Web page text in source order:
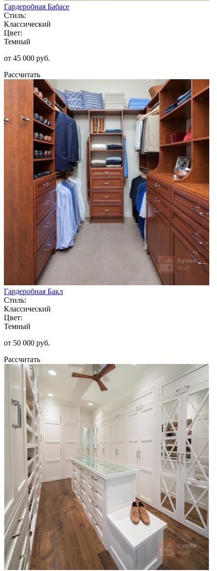
Гардеробная Бабасе
Стиль:
Классический
Цвет:
Темный
от 45 000 руб.
Рассчитать
Гардеробная Бакл
Стиль:
Классический
Цвет:
Темный
от 50 000 руб.
Рассчитать